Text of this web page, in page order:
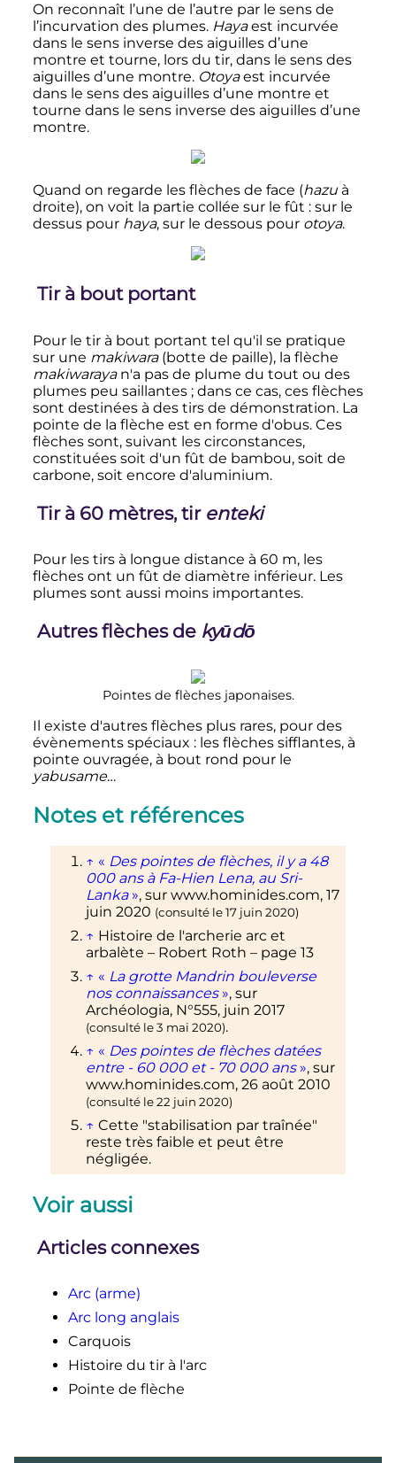
On reconnaît l’une de l’autre par le sens de
l’incurvation des plumes. Hayaest incurvée
dans le sens inverse des aiguilles d’une
montre et tourne, lors du tir, dans le sens des
aiguilles d’une montre. Otoyaest incurvée
dans le sens des aiguilles d’une montre et
tourne dans le sens inverse des aiguilles d’une
montre.
Quand on regarde les flèches de face (hazuà
droite), on voit la partie collée sur le fût : sur le
dessus pour haya, sur le dessous pour otoya.
Tir à bout portant
Pour le tir à bout portant tel qu'il se pratique
sur une makiwara(botte de paille), la flèche
makiwarayan'a pas de plume du tout ou des
plumes peu saillantes ; dans ce cas, ces flèches
sont destinées à des tirs de démonstration. La
pointe de la flèche est en forme d'obus. Ces
flèches sont, suivant les circonstances,
constituées soit d'un fût de bambou, soit de
carbone, soit encore d'aluminium.
Tir à 60 mètres, tir enteki
Pour les tirs à longue distance à 60 m, les
flèches ont un fût de diamètre inférieur. Les
plumes sont aussi moins importantes.
Autres flèches de kyūdō
Pointes de flèches japonaises.
Il existe d'autres flèches plus rares, pour des
évènements spéciaux : les flèches sifflantes, à
pointe ouvragée, à bout rond pour le
yabusame…
Notes et références
↑ « Des pointes de flèches, il y a 48
000 ans à Fa-Hien Lena, au Sri-
Lanka », sur www.hominides.com, 17
juin 2020 (consulté le17 juin 2020)
↑ Histoire de l'archerie arc et
arbalète – Robert Roth – page 13
↑ « La grotte Mandrin bouleverse
nos connaissances », sur
Archéologia, N°555, juin 2017
(consulté le3 mai 2020).
↑ « Des pointes de flèches datées
entre - 60 000 et - 70 000 ans », sur
www.hominides.com, 26 août 2010
(consulté le22 juin 2020)
↑ Cette "stabilisation par traînée"
reste très faible et peut être
négligée.
Voir aussi
Articles connexes
Arc (arme)
Arc long anglais
Carquois
Histoire du tir à l'arc
Pointe de flèche